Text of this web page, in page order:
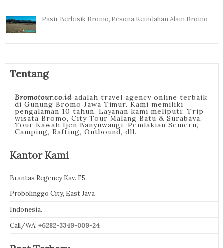
Pasir Berbisik Bromo, Pesona Keindahan Alam Bromo
Tentang
Bromotour.co.idadalah travel agency online terbaik
di Gunung Bromo Jawa Timur. Kami memiliki
pengalaman 10 tahun. Layanan kami meliputi: Trip
wisata Bromo, City Tour Malang Batu & Surabaya,
Tour Kawah Ijen Banyuwangi, Pendakian Semeru,
Camping, Rafting, Outbound, dll.
Kantor Kami
Brantas Regency Kav. F5
Probolinggo City, East Java
Indonesia.
Call/WA: +6282-3349-009-24